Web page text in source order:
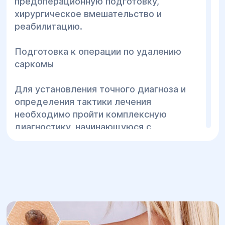
Параличи, парезы.
Кроме того, выраженность симптомов
локализации метастазов. В
запущенных случаях возникает
хирургическое вмешательство и
реабилитацию.
Подготовка к операции по удалению
саркомы
Для установления точного диагноза и
определения тактики лечения
необходимо пройти комплексную
диагностику, начинающуюся с
Клинический анализ крови и мочи;